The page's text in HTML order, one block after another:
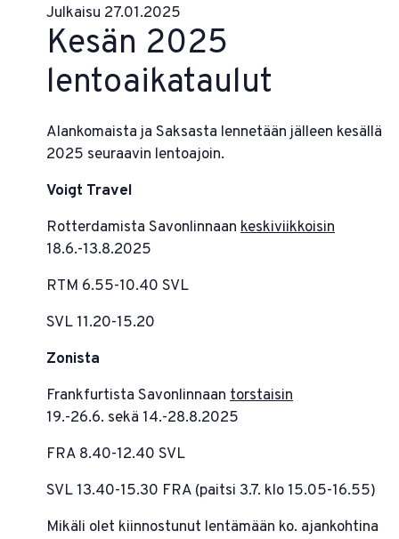
Julkaisu 27.01.2025
Kesän 2025
lentoaikataulut
Alankomaista ja Saksasta lennetään jälleen kesällä
2025 seuraavin lentoajoin.
Voigt Travel
Rotterdamista Savonlinnaan keskiviikkoisin
18.6.-13.8.2025
RTM 6.55-10.40 SVL
SVL 11.20-15.20
Zonista
Frankfurtista Savonlinnaan torstaisin
19.-26.6. sekä 14.-28.8.2025
FRA 8.40-12.40 SVL
SVL 13.40-15.30 FRA (paitsi 3.7. klo 15.05-16.55)
Mikäli olet kiinnostunut lentämään ko. ajankohtina